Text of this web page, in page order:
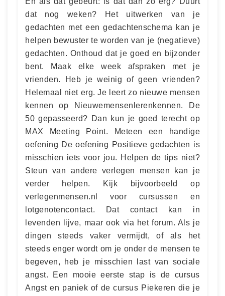
dat nog weken? Het uitwerken van je
gedachten met een gedachtenschema kan je
helpen bewuster te worden van je (negatieve)
gedachten. Onthoud dat je goed en bijzonder
bent. Maak elke week afspraken met je
vrienden. Heb je weinig of geen vrienden?
Helemaal niet erg. Je leert zo nieuwe mensen
kennen op Nieuwemensenlerenkennen. De
50 gepasseerd? Dan kun je goed terecht op
MAX Meeting Point. Meteen een handige
oefening De oefening Positieve gedachten is
misschien iets voor jou. Helpen de tips niet?
Steun van andere verlegen mensen kan je
verder helpen. Kijk bijvoorbeeld op
verlegenmensen.nl voor cursussen en
lotgenotencontact. Dat contact kan in
levenden lijve, maar ook via het forum. Als je
dingen steeds vaker vermijdt, of als het
steeds enger wordt om je onder de mensen te
begeven, heb je misschien last van sociale
angst. Een mooie eerste stap is de cursus
Angst en paniek of de cursus Piekeren die je